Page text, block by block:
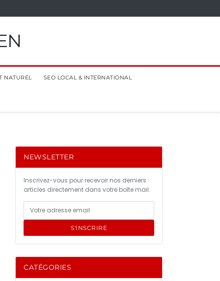
NATUREL SEO LOCAL & INTERNATIONAL
NEWSLETTER
Inscrivez-vous pour recevoir nos derniers
articles directement dans votre boîte mail.
S'INSCRIRE
CATÉGORIES